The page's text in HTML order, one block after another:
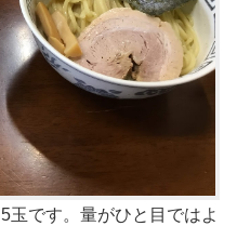
玉です。量がひと目ではよ